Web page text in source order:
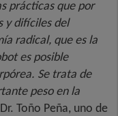
prácticas que por
y difíciles del
radical, que es la
es posible
Se trata de
peso en la
Toño Peña, uno de